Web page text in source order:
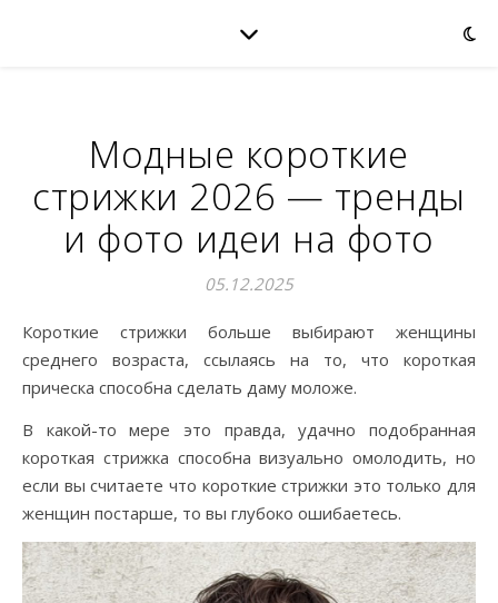
Модные короткие
стрижки 2026 — тренды
и фото идеи на фото
05.12.2025
Короткие стрижки больше выбирают женщины
среднего возраста, ссылаясь на то, что короткая
прическа способна сделать даму моложе.
В какой-то мере это правда, удачно подобранная
короткая стрижка способна визуально омолодить, но
если вы считаете что короткие стрижки это только для
женщин постарше, то вы глубоко ошибаетесь.